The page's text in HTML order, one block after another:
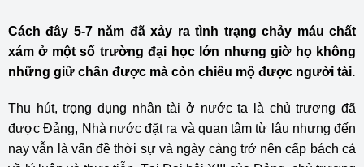
Cách đây 5-7 năm đã xảy ra tình trạng chảy máu chất
xám ở một số trường đại học lớn nhưng giờ họ không
những giữ chân được mà còn chiêu mộ được người tài.
Thu hút,trọng dụng nhân tài ở nước ta là chủ trương đã
được Đảng, Nhà nước đặt ra và quan tâm từ lâu nhưng đến
nay vẫn là vấn đề thời sự và ngày càng trở nên cấp bách cả